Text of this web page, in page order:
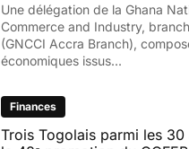
Une délégation de la Ghana
Commerce and Industry,
(GNCCI Accra Branch),
économiques issus...
Finances
Trois Togolais parmi les 30